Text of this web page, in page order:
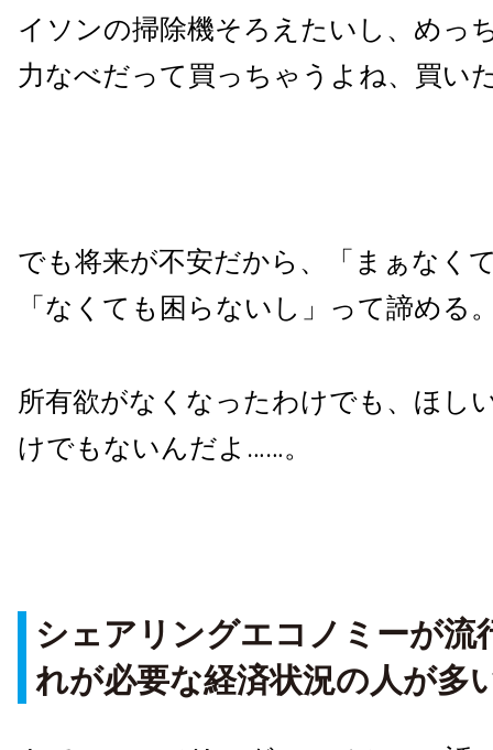
イソンの掃除機そろえたいし、めっ
力なべだって買っちゃうよね、買い
でも将来が不安だから、「まぁなく
「なくても困らないし」って諦める
所有欲がなくなったわけでも、ほし
けでもないんだよ……。
シェアリングエコノミーが流
れが必要な経済状況の人が多